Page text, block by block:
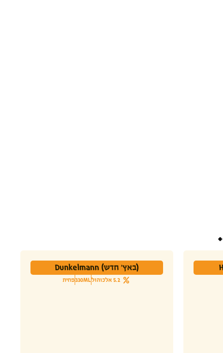
(באץ' חדש) Dunkelmann
5.2 אלכוהול 330MLפחית